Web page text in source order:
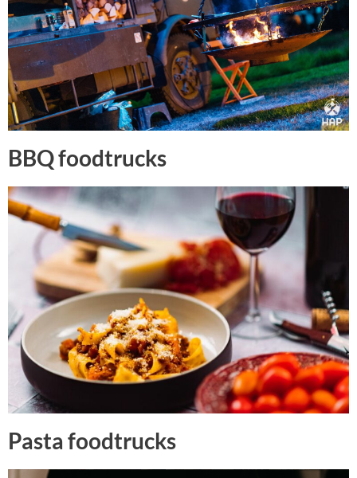
BBQ foodtrucks
Pasta foodtrucks